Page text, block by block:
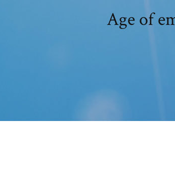
Age of